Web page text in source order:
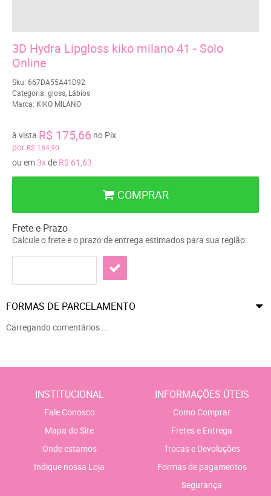
3D Hydra Lipgloss kiko milano 41 - Solo
Online
Sku: 667DA55A41D92
Categoria: gloss Lábios
Marca: KIKO MILANO
por R$ 184,90
à vista R$ 175,66 no Pix
ou em3xde R$ 61,63
COMPRAR
Frete e Prazo
Calcule o frete e o prazo de entrega estimados para sua região:
FORMAS DE PARCELAMENTO
Carregando comentários ...
INSTITUCIONAL
Fale Conosco
Mapa do Site
Onde estamos
Indique nossa Loja
INFORMAÇÕES ÚTEIS
Como Comprar
Fretes e Entrega
Trocas e Devoluções
Formas de pagamentos
Segurança